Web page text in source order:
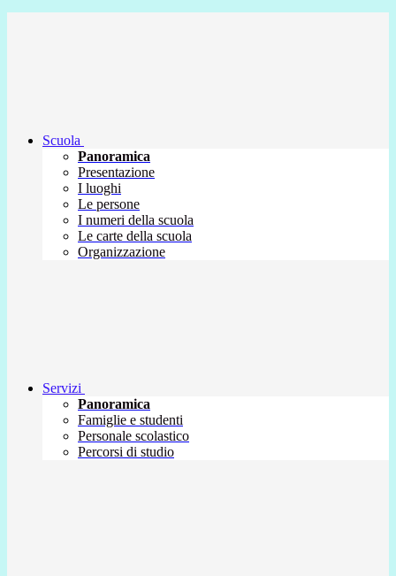
Scuola
Panoramica
Presentazione
I luoghi
Le persone
I numeri della scuola
Le carte della scuola
Organizzazione
Servizi
Panoramica
Famiglie e studenti
Personale scolastico
Percorsi di studio